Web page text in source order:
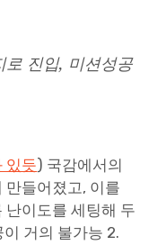
로 진입, 미션성공
있듯) 국감에서의
만들어졌고, 이를
난이도를 세팅해 두
거의 불가능 2.